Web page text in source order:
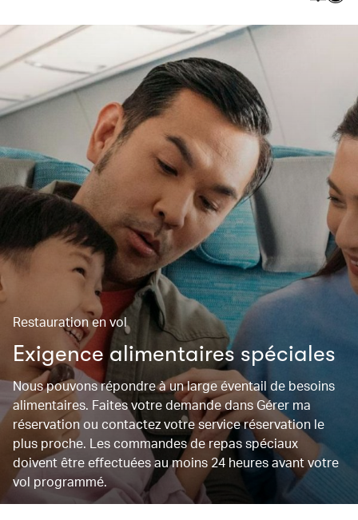
Restauration en vol
Exigence alimentaires spéciales
Nous pouvons répondre à un large éventail de besoins
alimentaires. Faites votre demande dans Gérer ma
réservation ou contactez votre service réservation le
plus proche. Les commandes de repas spéciaux
doivent être effectuées au moins 24 heures avant votre
vol programmé.